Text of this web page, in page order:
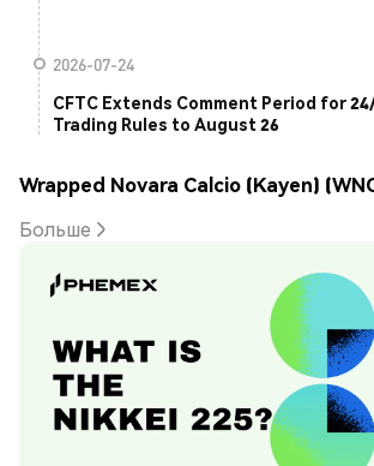
2026-07-24
CFTC Extends Comment Period for
Trading Rules to August 26
Wrapped Novara Calcio (Kayen)
Больше